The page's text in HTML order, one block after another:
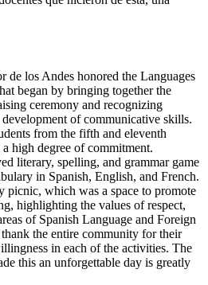
los Andes honored the Languages
began by bringing together the
ceremony and recognizing
development of communicative skills.
from the fifth and eleventh
high degree of commitment.
literary, spelling, and grammar game
in Spanish, English, and French.
picnic, which was a space to promote
highlighting the values of respect,
of Spanish Language and Foreign
the entire community for their
in each of the activities. The
this an unforgettable day is greatly